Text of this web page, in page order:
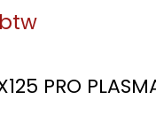
PRO